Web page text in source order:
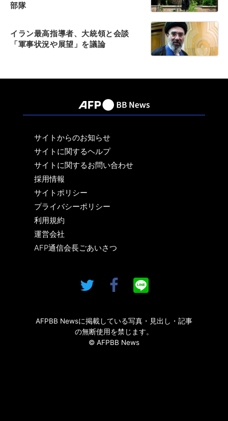
部隊
イラン最高指導者、大統領と会談
「軍事状況や展望」を議論
サイトからのお知らせ
サイトに関するヘルプ
サイトに関するお問い合わせ
採用情報
サイトポリシー
プライバシーポリシー
利用規約
運営会社
AFP通信会長ごあいさつ
AFPBB Newsに掲載している写真・見出し・記事
の無断使用を禁じます。
© AFPBB News